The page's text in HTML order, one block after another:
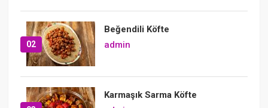
02
Beğendili Köfte
admin
Karmaşık Sarma Köfte